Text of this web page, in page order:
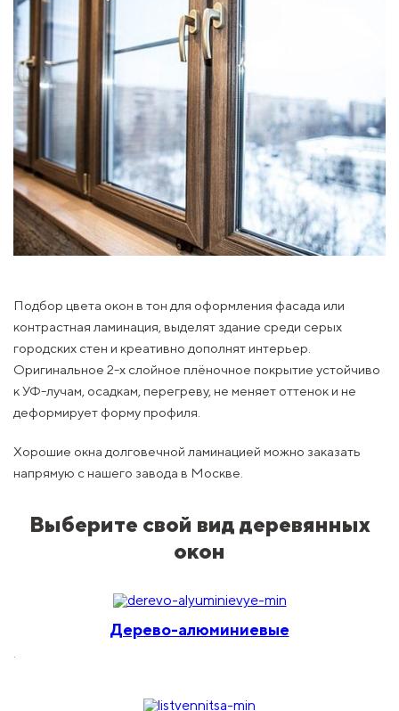
Подбор цвета окон в тон для оформления фасада или
контрастная ламинация, выделят здание среди серых
городских стен и креативно дополнят интерьер.
Оригинальное 2-х слойное плёночное покрытие устойчиво
к УФ-лучам, осадкам, перегреву, не меняет оттенок и не
деформирует форму профиля.
Хорошие окна долговечной ламинацией можно заказать
напрямую с нашего завода в Москве.
Выберите свой вид деревянных
окон
Дерево-алюминиевые